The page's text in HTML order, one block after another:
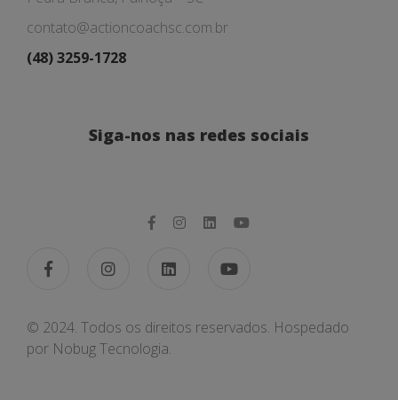
contato@actioncoachsc.com.br
(48) 3259-1728
Siga-nos nas redes sociais
© 2024. Todos os direitos reservados. Hospedado
por Nobug Tecnologia.